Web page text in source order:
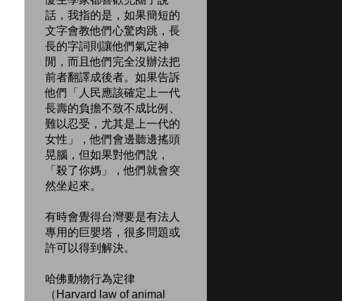
話，我指的是，如果簡短的
文字會教他們心驚肉跳，長
長的字詞則讓他們氣定神
閒，而且他們完全沒辦法把
前者翻譯成後者。如果告訴
他們「人民應該確定上一代
長壽的負擔不致不成比例、
難以忍受，尤其是上一代的
女性」，他們會邊聽邊搖頭
晃腦，但如果對他們說，
「殺了你媽」，他們就會突
然坐起來。
有時會覺得台灣要是有法人
專用的巨嬰塔，很多問題或
許可以得到解決。
哈佛動物行為定律
（Harvard law of animal